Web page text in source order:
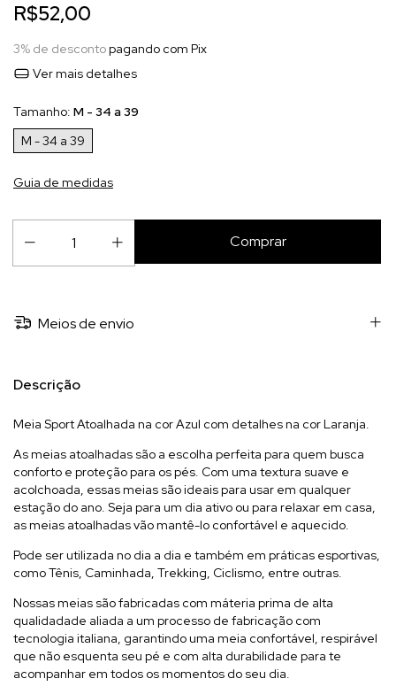
R$52,00
3% de descontopagando com Pix
Ver mais detalhes
Tamanho: M - 34 a 39
M - 34 a 39
Guia de medidas
Meios de envio
Descrição
Meia Sport Atoalhada na cor Azul com detalhes na cor Laranja.
As meias atoalhadas são a escolha perfeita para quem busca
conforto e proteção para os pés. Com uma textura suave e
acolchoada, essas meias são ideais para usar em qualquer
estação do ano. Seja para um dia ativo ou para relaxar em casa,
as meias atoalhadas vão mantê-lo confortável e aquecido.
Pode ser utilizada no dia a dia e também em práticas esportivas,
como Tênis, Caminhada, Trekking, Ciclismo, entre outras.
Nossas meias são fabricadas com máteria prima de alta
qualidadade aliada a um processo de fabricação com
tecnologia italiana, garantindo uma meia confortável, respirável
que não esquenta seu pé e com alta durabilidade para te
acompanhar em todos os momentos do seu dia.